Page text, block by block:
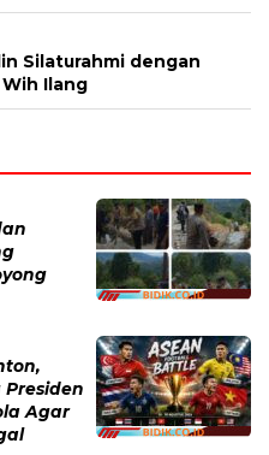
Silaturahmi dengan
Ilang
Presiden
Agar